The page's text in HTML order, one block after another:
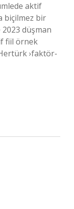
aktif
biçilmez bir
düşman
fiil örnek
›faktör-